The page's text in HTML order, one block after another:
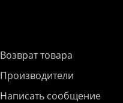
Возврат товара
Производители
Написать сообщение